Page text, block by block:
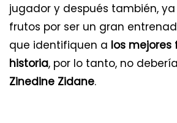
jugador y después también,
frutos por ser un gran
que identifiquen a los
historia, por lo tanto, no
Zinedine Zidane.